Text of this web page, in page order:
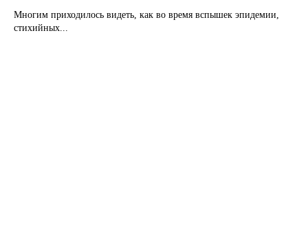
Многим приходилось видеть, как во время вспышек эпидемии,
стихийных...